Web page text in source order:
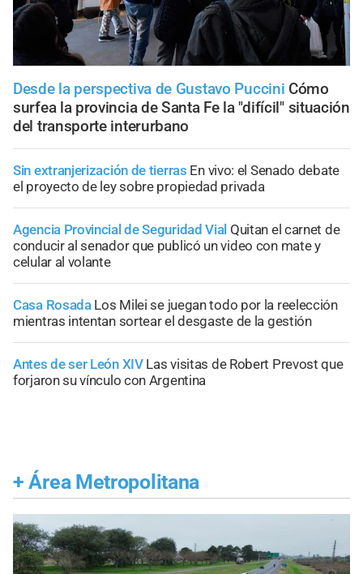
Desde la perspectiva de Gustavo Puccini Cómo
surfea la provincia de Santa Fe la "difícil" situación
del transporte interurbano
Sin extranjerización de tierras En vivo: el Senado debate
el proyecto de ley sobre propiedad privada
Agencia Provincial de Seguridad Vial Quitan el carnet de
conducir al senador que publicó un video con mate y
celular al volante
Casa Rosada Los Milei se juegan todo por la reelección
mientras intentan sortear el desgaste de la gestión
Antes de ser León XIV Las visitas de Robert Prevost que
forjaron su vínculo con Argentina
+ Área Metropolitana